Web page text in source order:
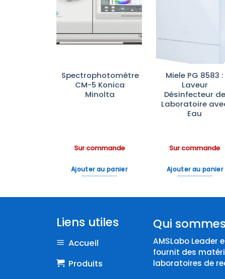
Ajouter
Spectrophotomètre
CM-5 Konica
Minolta
Sur commande
Ajouter au panier
Miele PG 8583 :
Laveur
Désinfecteur de
Laboratoire
Eau
Sur commande
Ajouter au panier
Liens utiles
Accueil
Produits
Qui
AMSLabo Leader
fournit des
laboratoires de